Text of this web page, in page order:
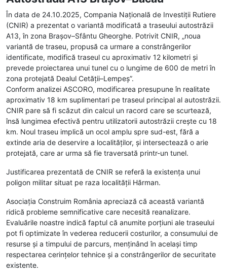
În data de 24.10.2025, Compania Națională de Investiții Rutiere
(CNIR) a prezentat o variantă modificată a traseului autostrăzii
A13, în zona Brașov–Sfântu Gheorghe. Potrivit CNIR, „noua
variantă de traseu, propusă ca urmare a constrângerilor
identificate, modifică traseul cu aproximativ 12 kilometri și
prevede proiectarea unui tunel cu o lungime de 600 de metri în
zona protejată Dealul Cetății–Lempeș”.
Conform analizei ASCORO, modificarea presupune în realitate
aproximativ 18 km suplimentari pe traseul principal al autostrăzii.
CNIR pare să fi scăzut din calcul un racord care se scurtează,
însă lungimea efectivă pentru utilizatorii autostrăzii crește cu 18
km. Noul traseu implică un ocol amplu spre sud-est, fără a
extinde aria de deservire a localităților, și intersectează o arie
protejată, care ar urma să fie traversată printr-un tunel.
Justificarea prezentată de CNIR se referă la existența unui
poligon militar situat pe raza localității Hărman.
Asociația Construim România apreciază că această variantă
ridică probleme semnificative care necesită reanalizare.
Evaluările noastre indică faptul că anumite porțiuni ale traseului
pot fi optimizate în vederea reducerii costurilor, a consumului de
resurse și a timpului de parcurs, menținând în același timp
respectarea cerințelor tehnice și a constrângerilor de securitate
existente.